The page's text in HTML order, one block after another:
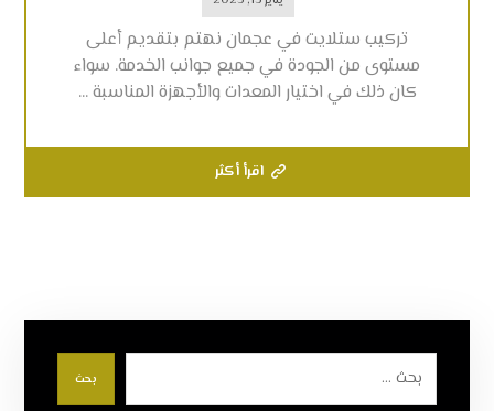
تركيب ستلايت في عجمان نهتم بتقديم أعلى
مستوى من الجودة في جميع جوانب الخدمة. سواء
كان ذلك في اختيار المعدات والأجهزة المناسبة ...
اقرأ أكثر
بحث